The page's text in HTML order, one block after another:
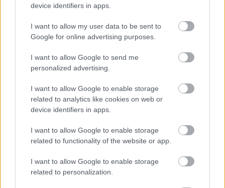
device identifiers in apps.
I want to allow my user data to be sent to
Google for online advertising purposes.
I want to allow Google to send me
personalized advertising.
I want to allow Google to enable storage
related to analytics like cookies on web or
device identifiers in apps.
I want to allow Google to enable storage
related to functionality of the website or app.
I want to allow Google to enable storage
related to personalization.
HÍREK 2 órája
Kihirdették az OTP Társasházi
Pályázatának idei nyerteseit
HÍREK 3 órája
NÉPSZERŰ